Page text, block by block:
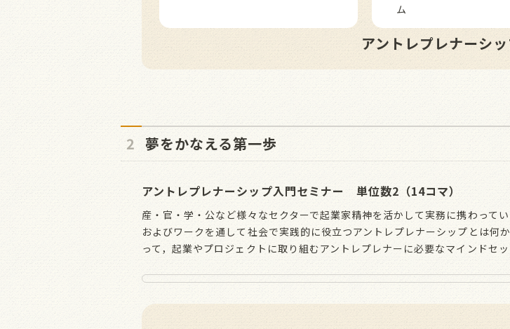
ム
アントレプレナーシ
2 夢をかなえる第一歩
アントレプレナーシップ入門セミナー 単位数2（14コマ）
産・官・学・公など様々なセクターで起業家精神を活かして実務に携わって
およびワークを通して社会で実践的に役立つアントレプレナーシップとは何
って，起業やプロジェクトに取り組むアントレプレナーに必要なマインドセ